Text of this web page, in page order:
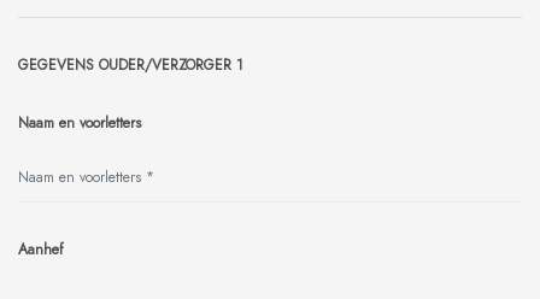
GEGEVENS OUDER/VERZORGER 1
Naam en voorletters
Aanhef